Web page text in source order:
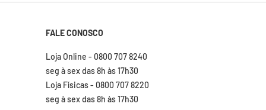
FALE CONOSCO
Loja Online - 0800 707 8240
seg à sex das 8h às 17h30
Loja Físicas - 0800 707 8220
seg à sex das 8h às 17h30